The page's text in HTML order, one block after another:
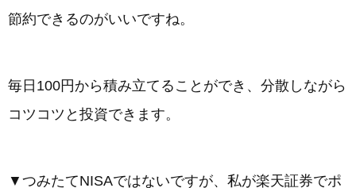
節約できるのがいいですね。
毎日100円から積み立てることができ、分散しながら
コツコツと投資できます。
▼つみたてNISAではないですが、私が楽天証券でポ